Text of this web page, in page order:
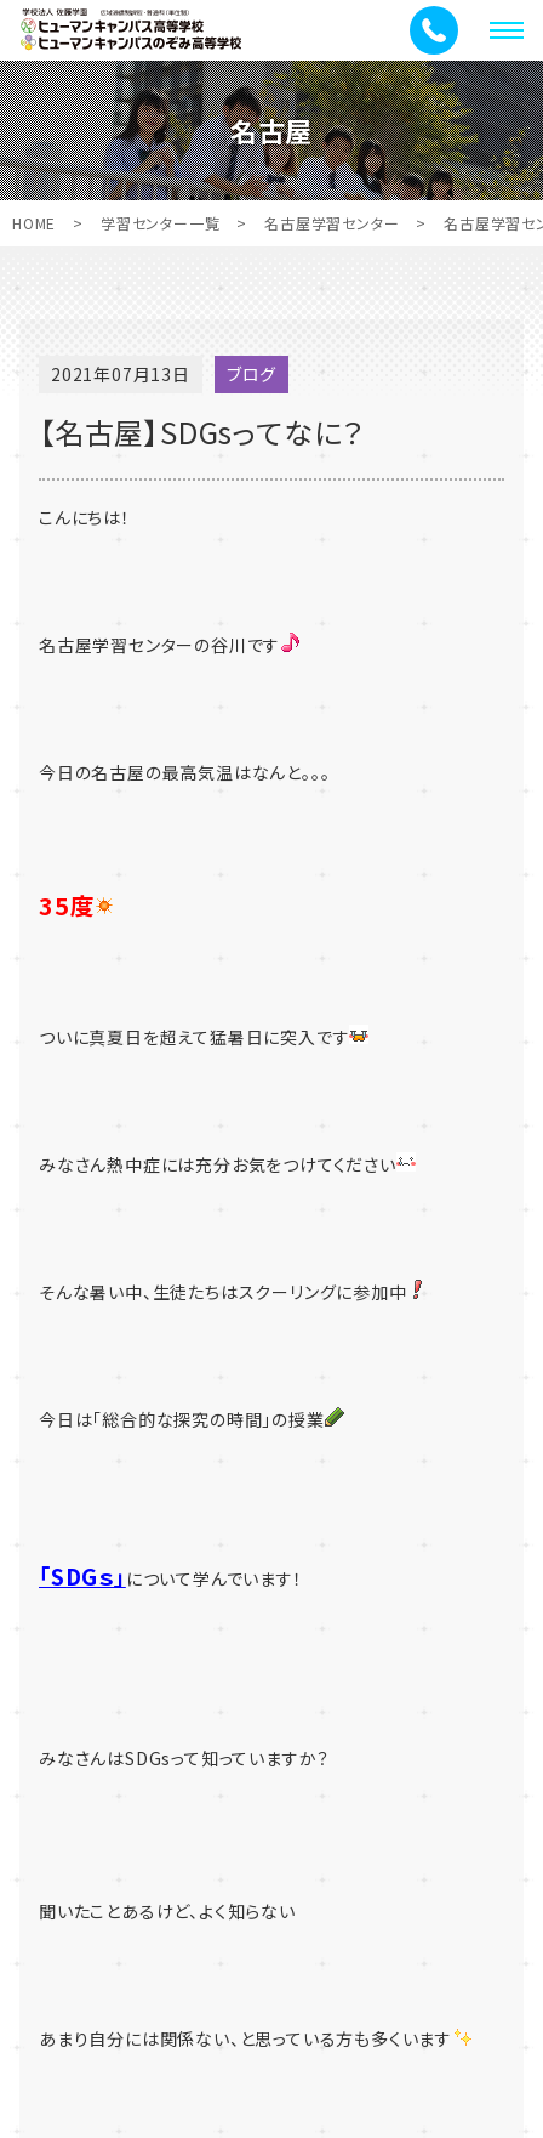
メ
ニ
ュ
ー
名古屋
HOME > 学習センター一覧 > 名古屋学習センター > 名古屋学習セ
2021年07月13日 ブログ
【名古屋】SDGsってなに？
こんにちは！
名古屋学習センターの谷川です
今日の名古屋の最高気温はなんと。。。
35度
ついに真夏日を超えて猛暑日に突入です
みなさん熱中症には充分お気をつけてください
そんな暑い中、生徒たちはスクーリングに参加中
今日は「総合的な探究の時間」の授業
「SDGｓ」 について学んでいます！
みなさんはSDGsって知っていますか？
聞いたことあるけど、よく知らない
あまり自分には関係ない、と思っている方も多くいます